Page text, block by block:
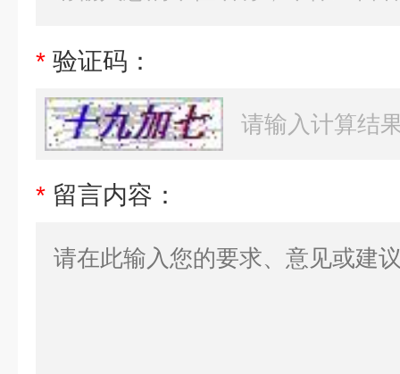
* 验证码：
* 留言内容：